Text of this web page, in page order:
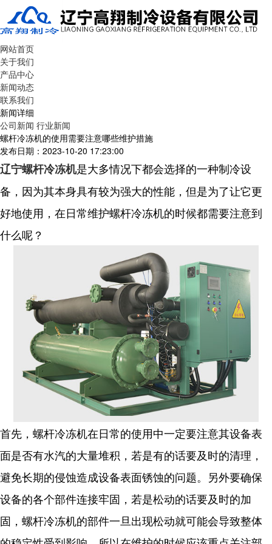
网站首页
关于我们
产品中心
新闻动态
联系我们
新闻详细
公司新闻 行业新闻
螺杆冷冻机的使用需要注意哪些维护措施
发布日期：2023-10-20 17:23:00
辽宁螺杆冷冻机是大多情况下都会选择的一种制冷设
备，因为其本身具有较为强大的性能，但是为了让它更
好地使用，在日常维护螺杆冷冻机的时候都需要注意到
什么呢？
首先，螺杆冷冻机在日常的使用中一定要注意其设备表
面是否有水汽的大量堆积，若是有的话要及时的清理，
避免长期的侵蚀造成设备表面锈蚀的问题。另外要确保
设备的各个部件连接牢固，若是松动的话要及时的加
固，螺杆冷冻机的部件一旦出现松动就可能会导致整体